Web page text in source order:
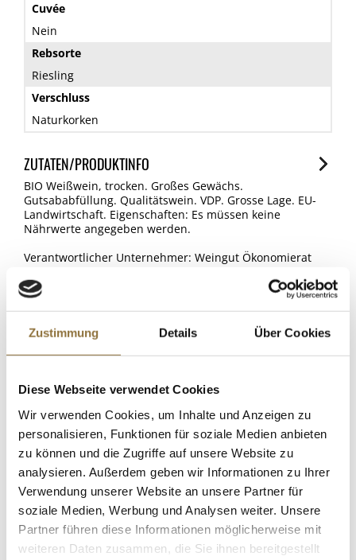
Zustimmung Details Über Cookies
Diese Webseite verwendet Cookies
Wir verwenden Cookies, um Inhalte und Anzeigen zu
personalisieren, Funktionen für soziale Medien anbieten
zu können und die Zugriffe auf unsere Website zu
analysieren. Außerdem geben wir Informationen zu Ihrer
Verwendung unserer Website an unsere Partner für
soziale Medien, Werbung und Analysen weiter. Unsere
Partner führen diese Informationen möglicherweise mit
weiteren Daten zusammen, die Sie ihnen bereitgestellt
Cuvée
Nein
Rebsorte
Riesling
Verschluss
Naturkorken
ZUTATEN/PRODUKTINFO
BIO Weißwein, trocken. Großes Gewächs.
Gutsababfüllung. Qualitätswein. VDP. Grosse Lage. EU-
Landwirtschaft. Eigenschaften: Es müssen keine
Nährwerte angegeben werden.
Verantwortlicher Unternehmer: Weingut Ökonomierat
Deutschland.
ALLERGENE
Allergene
SO2/Sulfite
Enthalten
KUNDEN KAUFTEN AUCH
LEBENSMITTELKENNZEICHNUNGEN
Mirin Hon - süßer Reiswein,
alkoholisches Würzmittel, 14 % vol.,
Art.Nr.:50705
€ 11,95